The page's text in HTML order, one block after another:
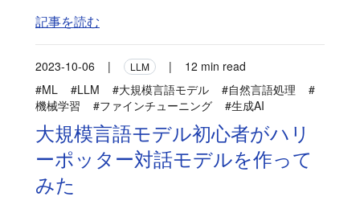
記事を読む
2023-10-06 | LLM |
12 min read
#ML
#LLM #大規模言語モデル #自然言語処理
#
機械学習
#ファインチューニング #生成AI
大規模言語モデル初心者がハリ
ーポッター対話モデルを作って
みた